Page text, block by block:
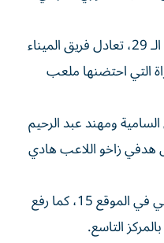
وفي مباراة أخرى مؤجلة من الجولة الـ 29، تعادل فريق الميناء
2-2 في المباراة التي احتضنها ملعب
ومهند عبد الرحيم
بينما سجل هدفي زاخو اللاعب هادي
وأصبح رصيد الميناء 40 نقطة، وبقي في الموقع 15، كما رفع